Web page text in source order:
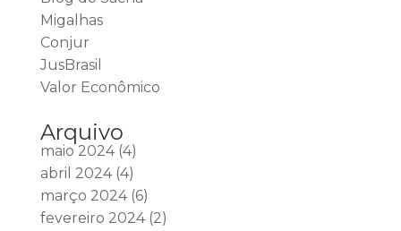
Migalhas
Conjur
JusBrasil
Valor Econômico
Arquivo
maio 2024(4)
abril 2024(4)
março 2024(6)
fevereiro 2024(2)